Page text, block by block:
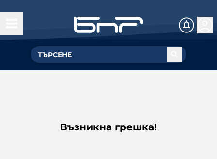
Възникна грешка!